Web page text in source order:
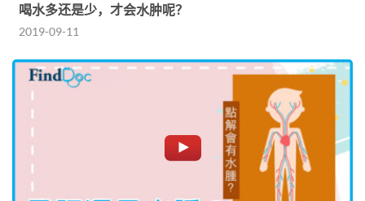
喝水多还是少，才会水肿呢？
2019-09-11